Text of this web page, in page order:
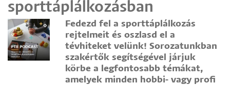
sporttáplálkozásban
Fedezd fel a sporttáplálkozás
rejtelmeit és oszlasd el a
tévhiteket velünk! Sorozatunkban
szakértők segítségével járjuk
körbe a legfontosabb témákat,
amelyek minden hobbi- vagy profi